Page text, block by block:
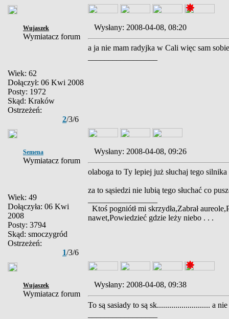
Wujaszek
Wymiatacz forum
Wiek: 62
Dołączył: 06 Kwi 2008
Posty: 1972
Skąd: Kraków
Ostrzeżeń:
2/3/6
Wysłany: 2008-04-08, 08:20
a ja nie mam radyjka w Cali więc sam
Semena
Wymiatacz forum
Wiek: 49
Dołączyła: 06 Kwi
2008
Posty: 3794
Skąd: smoczygród
Ostrzeżeń:
1/3/6
Wysłany: 2008-04-08, 09:26
olaboga to Ty lepiej już słuchaj tego silnika
za to sąsiedzi nie lubią tego słuchać co
Ktoś pogniótł mi skrzydła,Zabrał
nawet,Powiedzieć gdzie leży niebo . . .
Wujaszek
Wymiatacz forum
Wysłany: 2008-04-08, 09:38
To są sasiady to są sk.......................... a nie